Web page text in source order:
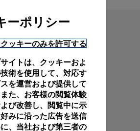
ーポリシー
ッキーのみを許可する
イトは、クッキーおよ
術を使用して、対応す
を運営および提供して
た、お客様の閲覧体験
び改善し、閲覧中に示
みに沿った広告を送信
、当社および第三者の